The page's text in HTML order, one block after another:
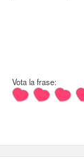
Vota la frase: